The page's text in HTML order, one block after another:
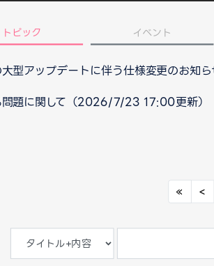
トピック イベント
型アップデートに伴う仕様変更のお知
問題に関して（2026/7/23 17:00更新）
« <